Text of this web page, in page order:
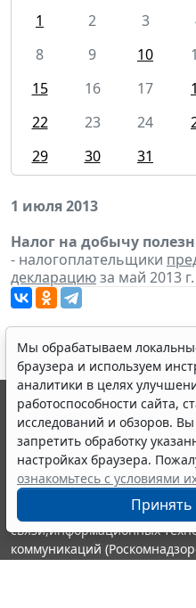
1
2 3
8
9 10
15
16 17
22
23 24
29
30 31
1 июля 2013
Налог на добычу
- налогоплательщики
декларациюза май 2013 г.
Мы обрабатываем
браузера и используем
аналитики в целях
работоспособности сайта,
исследований и обзоров.
запретить обработку
настройках браузера.
ознакомьтесь с условиями
Принять
© ООО "НПП "ГАРАНТ-
выпускается с 1990 года.
являются участниками
информации ГАРАНТ.
Портал ГАРАНТ.РУ
издания Федеральной
связи,информационных
коммуникаций